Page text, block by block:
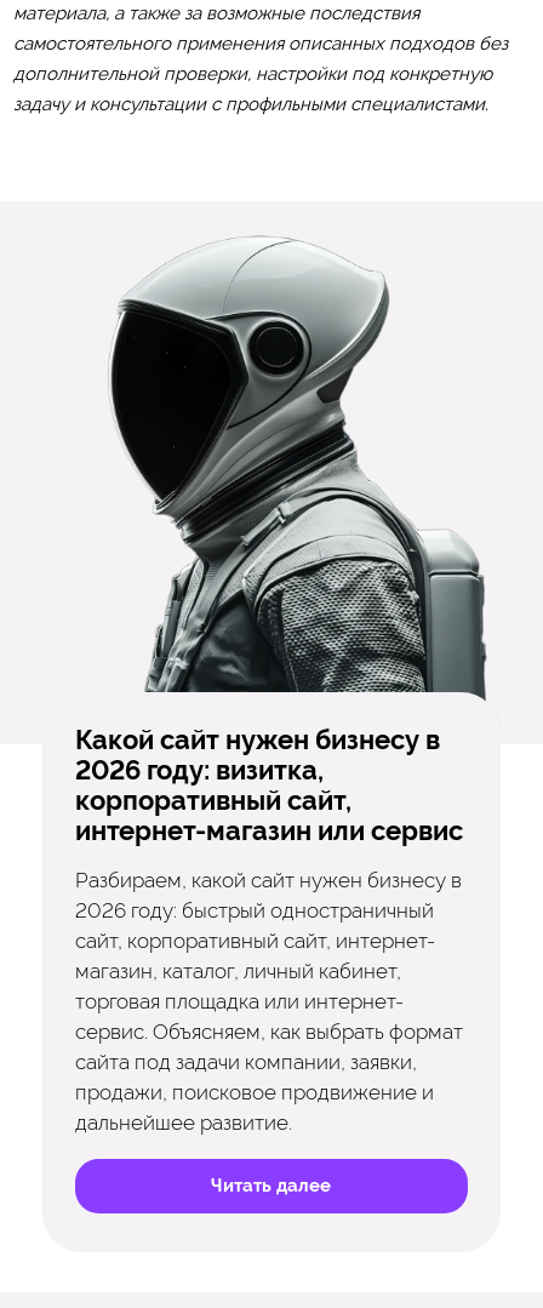
материала, а также за возможные последствия
самостоятельного применения описанных подходов без
дополнительной проверки, настройки под конкретную
задачу и консультации с профильными специалистами.
Какой сайт нужен бизнесу в
2026 году: визитка,
корпоративный сайт,
интернет-магазин или сервис
Разбираем, какой сайт нужен бизнесу в
2026 году: быстрый одностраничный
сайт, корпоративный сайт, интернет-
магазин, каталог, личный кабинет,
торговая площадка или интернет-
сервис. Объясняем, как выбрать формат
сайта под задачи компании, заявки,
продажи, поисковое продвижение и
дальнейшее развитие.
Читать далее